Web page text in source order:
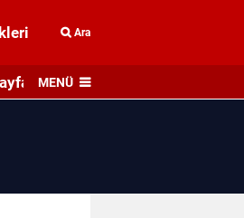
Ara
MENÜ